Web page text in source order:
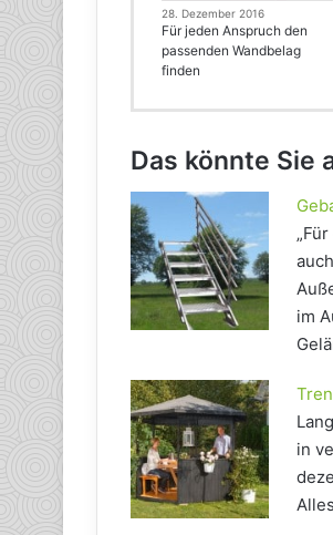
28. Dezember 2016
Für jeden Anspruch den
passenden Wandbelag
finden
Das könnte Sie
im
in